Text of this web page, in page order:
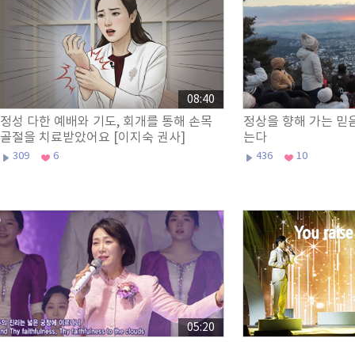
정성 다한 예배와 기도, 회개를 통해 손목
골절을 치료받았어요 [이지숙 권사]
309 6
08:40
정상을 향해 가는 믿
는다
436 10
05:20